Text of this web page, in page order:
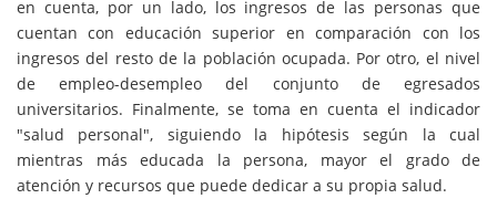
en cuenta, por un lado, los ingresos de las personas que
cuentan con educación superior en comparación con los
ingresos del resto de la población ocupada. Por otro, el nivel
de empleo-desempleo del conjunto de egresados
universitarios. Finalmente, se toma en cuenta el indicador
"salud personal", siguiendo la hipótesis según la cual
mientras más educada la persona, mayor el grado de
atención y recursos que puede dedicar a su propia salud.